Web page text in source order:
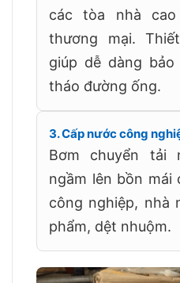
các tòa nhà
thương mại.
giúp dễ dàng
tháo đường ống.
3. Cấp nước công
Bơm chuyển tải
ngầm lên bồn mái
công nghiệp, nhà
phẩm, dệt nhuộm.